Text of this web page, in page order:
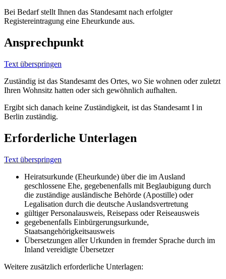
Bei Bedarf stellt Ihnen das Standesamt nach erfolgter
Registereintragung eine Eheurkunde aus.
Ansprechpunkt
Text überspringen
Zuständig ist das Standesamt des Ortes, wo Sie wohnen oder zuletzt
Ihren Wohnsitz hatten oder sich gewöhnlich aufhalten.
Ergibt sich danach keine Zuständigkeit, ist das Standesamt I in
Berlin zuständig.
Erforderliche Unterlagen
Text überspringen
Heiratsurkunde (Eheurkunde) über die im Ausland
geschlossene Ehe, gegebenenfalls mit Beglaubigung durch
die zuständige ausländische Behörde (Apostille) oder
Legalisation durch die deutsche Auslandsvertretung
gültiger Personalausweis, Reisepass oder Reiseausweis
gegebenenfalls Einbürgerungsurkunde,
Staatsangehörigkeitsausweis
Übersetzungen aller Urkunden in fremder Sprache durch im
Inland vereidigte Übersetzer
Weitere zusätzlich erforderliche Unterlagen: